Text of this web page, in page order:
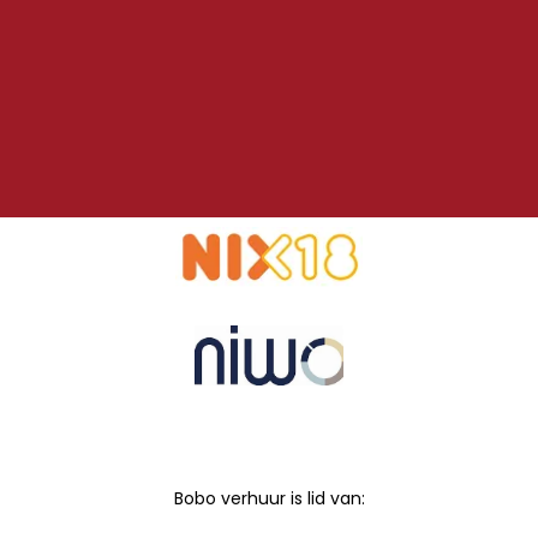
Bobo verhuur is lid van: